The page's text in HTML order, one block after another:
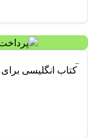
کتاب انگلیسی